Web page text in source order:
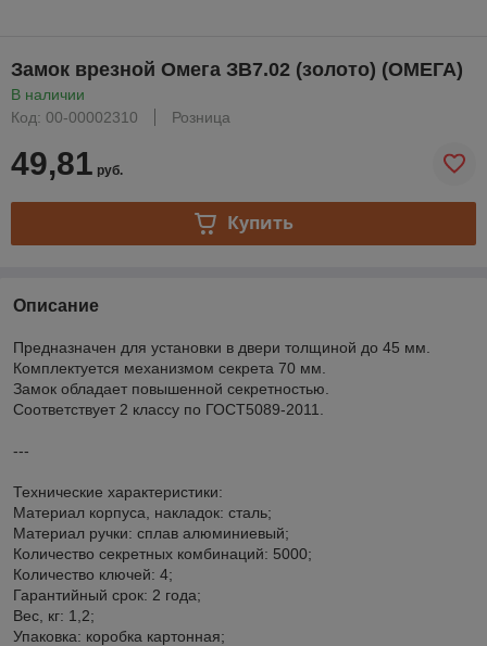
Замок врезной Омега ЗВ7.02 (золото) (ОМЕГА)
В наличии
Код: 00-00002310
Розница
49,81 руб.
Купить
Описание
Предназначен для установки в двери толщиной до 45 мм.
Комплектуется механизмом секрета 70 мм.
Замок обладает повышенной секретностью.
Соответствует 2 классу по ГОСТ5089-2011.
---
Технические характеристики:
Материал корпуса, накладок: сталь;
Материал ручки: сплав алюминиевый;
Количество секретных комбинаций: 5000;
Количество ключей: 4;
Гарантийный срок: 2 года;
Вес, кг: 1,2;
Упаковка: коробка картонная;